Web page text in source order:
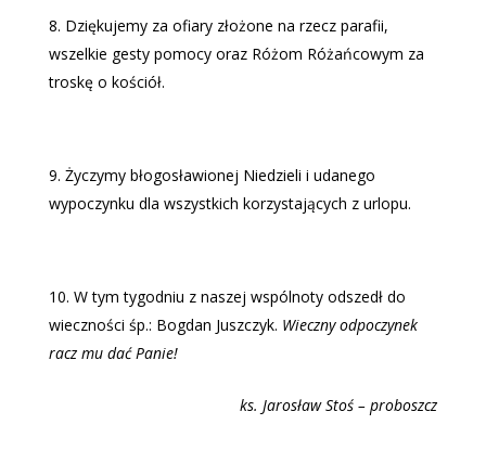
Dziękujemy za ofiary złożone na rzecz parafii,
wszelkie gesty pomocy oraz Różom Różańcowym za
troskę o kościół.
Życzymy błogosławionej Niedzieli i udanego
wypoczynku dla wszystkich korzystających z urlopu.
W tym tygodniu z naszej wspólnoty odszedł do
wieczności śp.: Bogdan Juszczyk. Wieczny odpoczynek
racz mu dać Panie!
ks. Jarosław Stoś – proboszcz